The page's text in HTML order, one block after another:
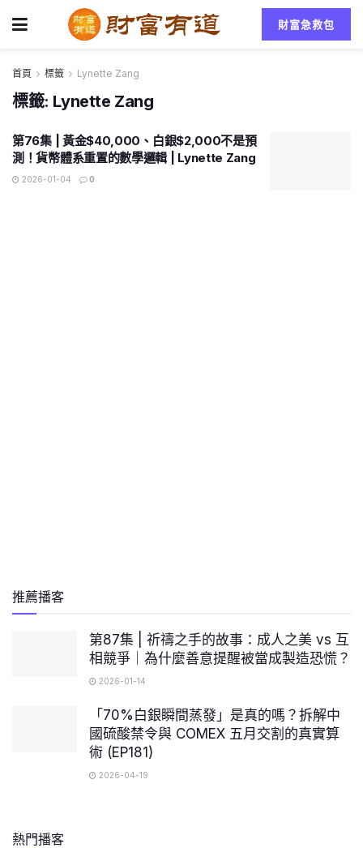
財富急救包
首頁 標籤 Lynette Zang
標籤: Lynette Zang
第76集 | 黃金$40,000、白銀$2,000不是預
測！貨幣體系重置的數學邏輯 | Lynette Zang
2026-01-04 0
推薦播客
第87集 | 祈禱之手的故事：成人之美 vs 互
相競爭｜為什麼善意提醒被當成製造恐慌？
2026-01-14
「70%白銀瞬間蒸發」是真的嗎？拆解中
國硫酸禁令與 COMEX 五月交割的真實算
術 (EP181)
2026-04-19
熱門播客